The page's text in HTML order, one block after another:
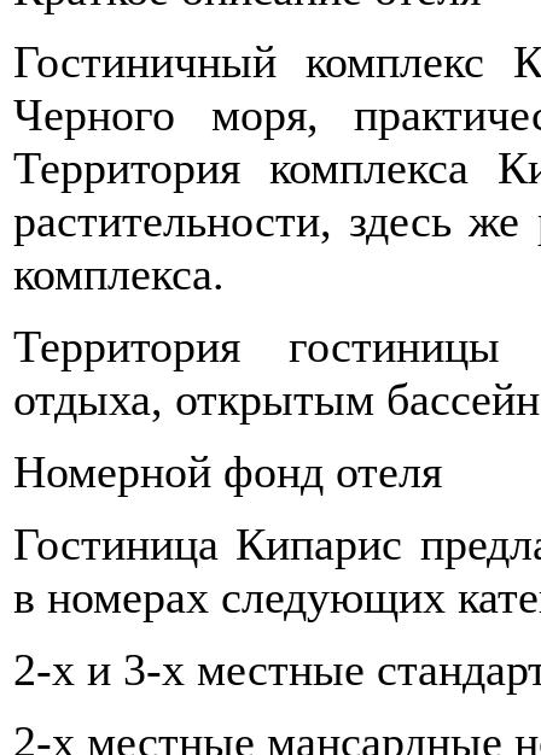
Гостиничный комплекс
Черного моря,
Территория комплекса
растительности, здесь
комплекса.
Территория
отдыха, открытым
Номерной фонд отеля
Гостиница Кипарис
в номерах следующих
2-х и 3-х местные
2-х местные мансардные